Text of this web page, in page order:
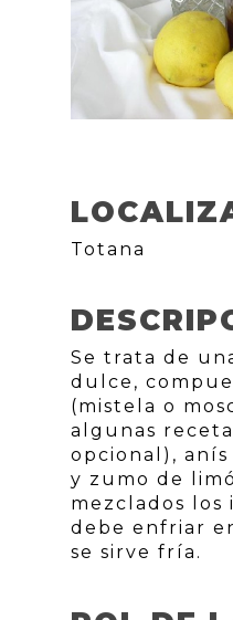
Totana
Se trata de
dulce,
(mistela o
algunas
opcional), anís
y zumo de
mezclados los
debe enfriar
se sirve fría.